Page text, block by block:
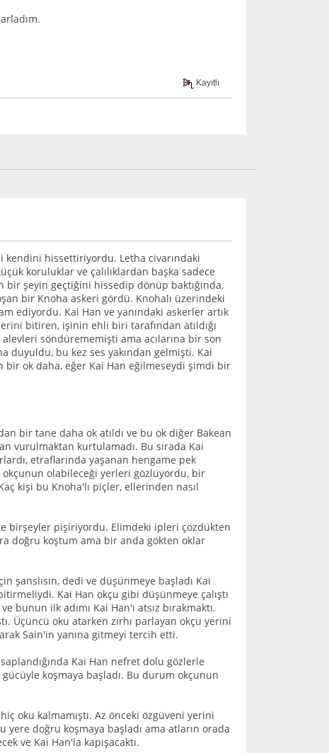
Kayıtlı
kendini hissettiriyordu. Letha civarındaki
koruluklar ve çalılıklardan başka sadece
bir şeyin geçtiğini hissedip dönüp baktığında,
bir Knoha askeri gördü. Knohalı üzerindeki
ediyordu. Kai Han ve yanındaki askerler artık
bitiren, işinin ehli biri tarafından atıldığı
söndürememişti ama acılarına bir son
duyuldu, bu kez ses yakından gelmişti. Kai
bir ok daha, eğer Kai Han eğilmeseydi şimdi bir
bir tane daha ok atıldı ve bu ok diğer Bakean
vurulmaktan kurtulamadı. Bu sırada Kai
etraflarında yaşanan hengame pek
olabileceği yerleri gözlüyordu, bir
kişi bu Knoha'lı piçler, ellerinden nasıl
birşeyler pişiriyordu. Elimdeki ipleri çözdükten
doğru koştum ama bir anda gökten oklar
şanslısın, dedi ve düşünmeye başladı Kai
Kai Han okçu gibi düşünmeye çalıştı
ilk adımı Kai Han'ı atsız bırakmaktı.
Üçüncü oku atarken zırhı parlayan okçu yerini
Sain'in yanına gitmeyi tercih etti.
Kai Han nefret dolu gözlerle
koşmaya başladı. Bu durum okçunun
oku kalmamıştı. Az önceki özgüveni yerini
yere doğru koşmaya başladı ama atların orada
ve Kai Han'la kapışacaktı.